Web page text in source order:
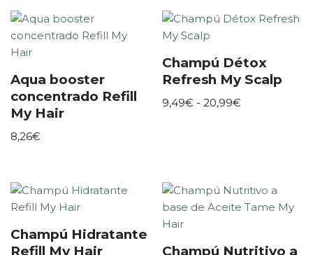
Aqua booster
concentrado Refill
My Hair
8,26€
Champú Détox
Refresh My Scalp
9,49€ - 20,99€
Champú Hidratante
Refill My Hair
Champú Nutritivo a